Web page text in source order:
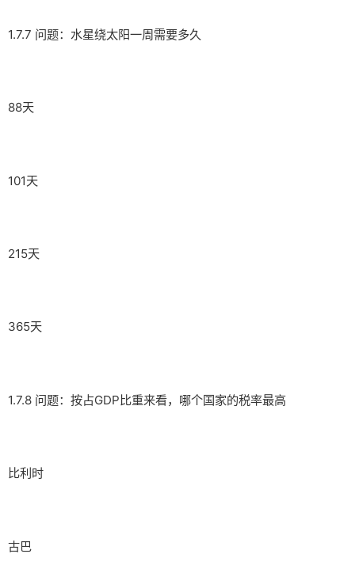
1.7.7 问题：水星绕太阳一周需要多久
88天
101天
215天
365天
1.7.8 问题：按占GDP比重来看，哪个国家的税率最高
比利时
古巴